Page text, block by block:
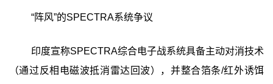
“阵风”的SPECTRA系统争议
印度宣称SPECTRA综合电子战系统具备主动对消技术
（通过反相电磁波抵消雷达回波），并整合箔条/红外诱饵